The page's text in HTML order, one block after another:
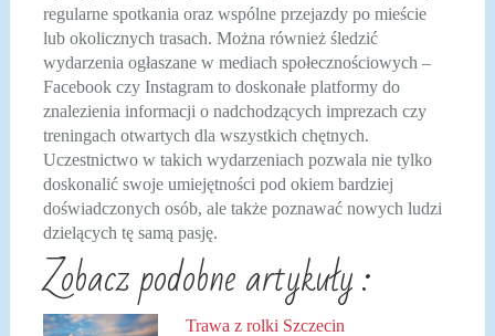
regularne spotkania oraz wspólne przejazdy po mieście
lub okolicznych trasach. Można również śledzić
wydarzenia ogłaszane w mediach społecznościowych –
Facebook czy Instagram to doskonałe platformy do
znalezienia informacji o nadchodzących imprezach czy
treningach otwartych dla wszystkich chętnych.
Uczestnictwo w takich wydarzeniach pozwala nie tylko
doskonalić swoje umiejętności pod okiem bardziej
doświadczonych osób, ale także poznawać nowych ludzi
dzielących tę samą pasję.
Zobacz podobne artykuły :
Trawa z rolki Szczecin